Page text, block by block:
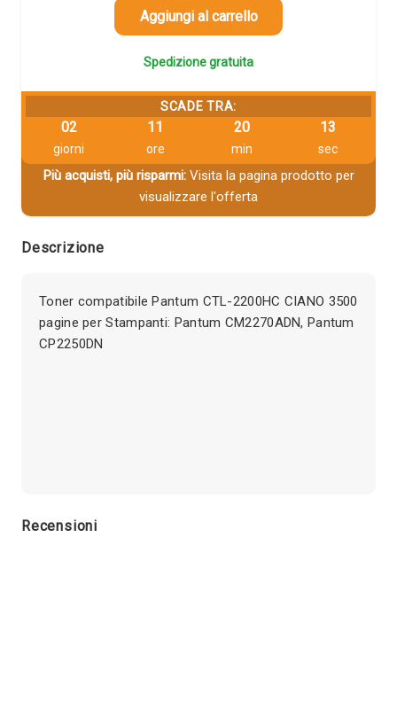
Aggiungi al carrello
Spedizione gratuita
SCADE TRA:
02
giorni
11
ore
20
min
12
sec
Più acquisti, più risparmi:Visita la pagina prodotto per
visualizzare l'offerta
Descrizione
Toner compatibile Pantum CTL-2200HC CIANO 3500
pagine per Stampanti: Pantum CM2270ADN, Pantum
CP2250DN
Recensioni